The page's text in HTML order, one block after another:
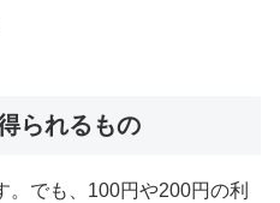
られるもの
。でも、100円や200円の利